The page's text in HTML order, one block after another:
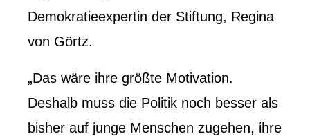
Demokratieexpertin der Stiftung, Regina
von Görtz.
„Das wäre ihre größte Motivation.
Deshalb muss die Politik noch besser als
bisher auf junge Menschen zugehen, ihre